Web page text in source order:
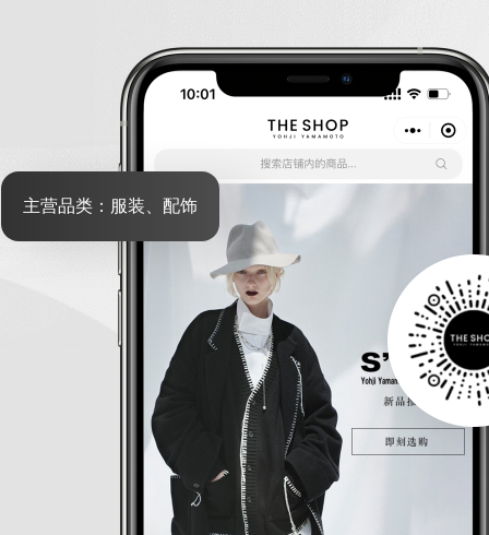
主营品类：服装、配饰